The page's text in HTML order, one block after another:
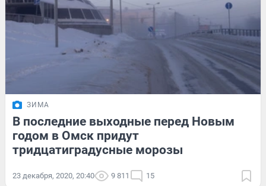
ЗИМА
В последние выходные перед Новым
годом в Омск придут
тридцатиградусные морозы
23 декабря, 2020, 20:40 9 811 15